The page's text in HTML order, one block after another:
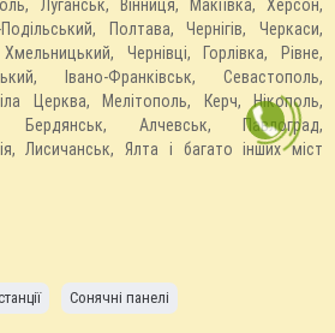
Луганськ, Вінниця, Макіївка, Херсон,
Полтава, Чернігів, Черкаси,
Чернівці, Горлівка, Рівне,
Івано-Франківськ, Севастополь,
Церква, Мелітополь, Керч, Нікополь,
Бердянськ, Алчевськ, Павлоград,
Лисичанськ, Ялта і багато інших міст
Сонячні панелі